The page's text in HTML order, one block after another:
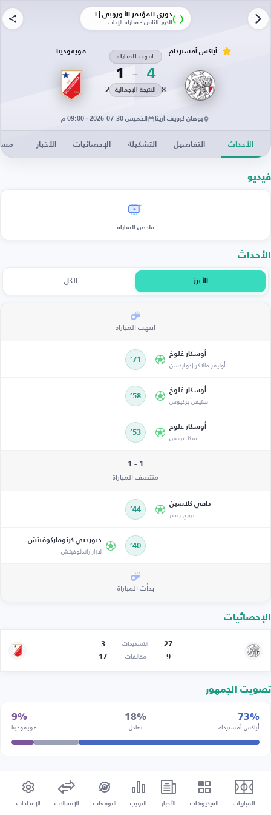
دوري المؤتمر الأوروبي | الأدوار الإقصائية
الدور الثاني - مباراة الإياب
4
انتهت المباراة
1
8 النتيجة الإجمالية 2
فويفودينا
يوهان كرويف أرينا الخميس 30-07-2026 · 09:00 م
الأحداث التفاصيل التشكيلة الإحصائيات الأخبار
فيديو
ملخص المباراة
الأحداث
الأبرز الكل
انتهت المباراة
أوسكار غلوخ
أوليفر فالاكر إدواردسن 71’
أوسكار غلوخ
ستيفن برغيوس 58’
أوسكار غلوخ
ميكا غوتس 53’
1 - 1
منتصف المباراة
دافي كلاسين
يوري ريجير 44’
40’
ديورديي كرنوماركوفيتش
لازار راندلوفيتش
بدأت المباراة
الإحصائيات
27 التسديدات
3
9
مخالفات 17
تصويت الجمهور
73%
أياكس أمستردام
18%
تعادل
9%
فويفودينا
المباريات الفيديوهات الأخبار الترتيب التوقعات الإنتقالات الإعدادات